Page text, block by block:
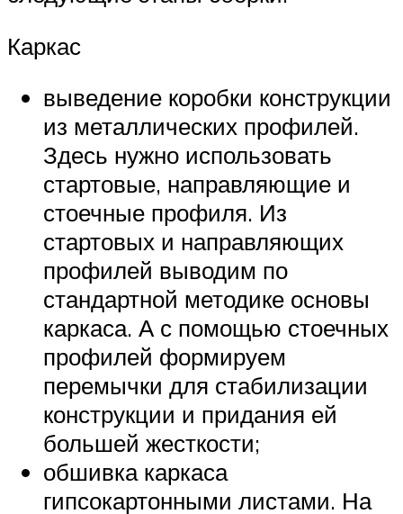
Каркас
выведение коробки конструкции
из металлических профилей.
Здесь нужно использовать
стартовые, направляющие и
стоечные профиля. Из
стартовых и направляющих
профилей выводим по
стандартной методике основы
каркаса. А с помощью стоечных
профилей формируем
перемычки для стабилизации
конструкции и придания ей
большей жесткости;
обшивка каркаса
гипсокартонными листами. На